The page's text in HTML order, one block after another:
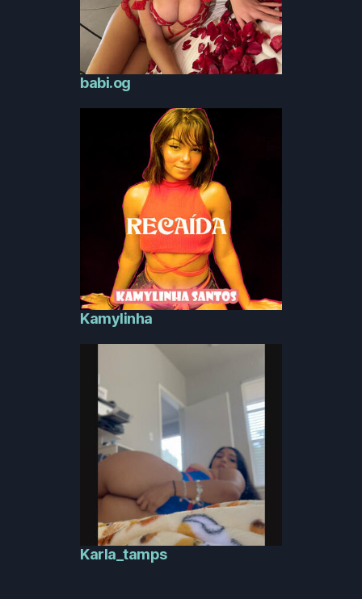
babi.og
Kamylinha
Karla_tamps